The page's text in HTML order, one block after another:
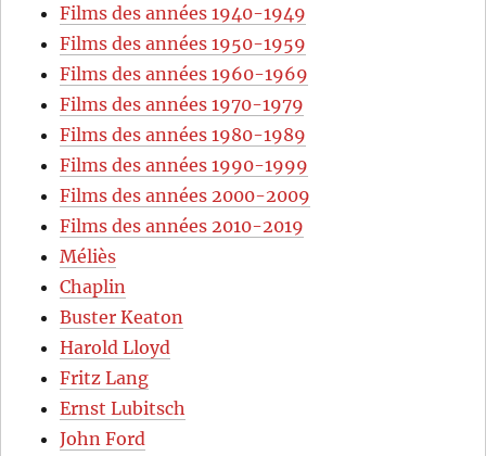
Films des années 1940-1949
Films des années 1950-1959
Films des années 1960-1969
Films des années 1970-1979
Films des années 1980-1989
Films des années 1990-1999
Films des années 2000-2009
Films des années 2010-2019
Méliès
Chaplin
Buster Keaton
Harold Lloyd
Fritz Lang
Ernst Lubitsch
John Ford